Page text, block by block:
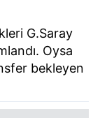
G.Saray
Oysa
bekleyen